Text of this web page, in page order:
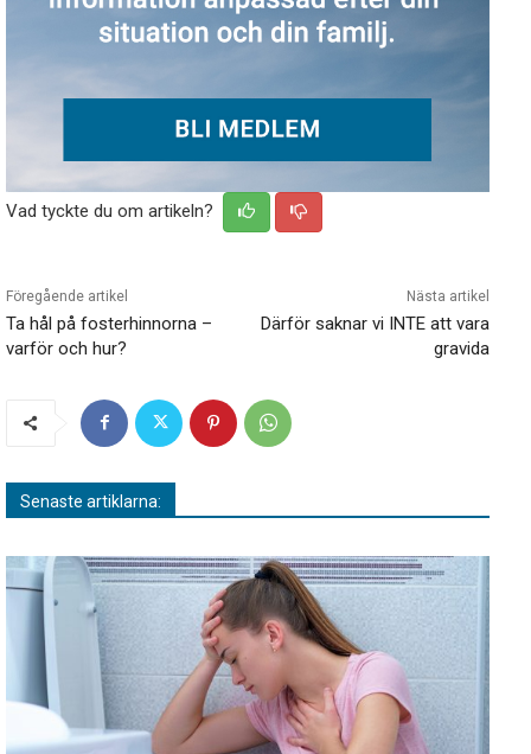
Vad tyckte du om artikeln?
Föregående artikel
Ta hål på fosterhinnorna –
varför och hur?
Nästa artikel
Därför saknar vi INTE att vara
gravida
Senaste artiklarna: